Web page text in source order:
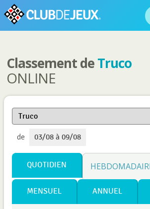
CLASSEMENTS
TOURNOIS
COMMUNAUTÉ
AIDE
PASSEPORT
JOUER
Classement deTruco
ONLINE
de 03/08 à 09/08
QUOTIDIEN
MENSUEL ANNUEL